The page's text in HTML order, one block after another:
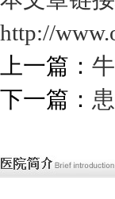
http://
上一篇：
下一篇：